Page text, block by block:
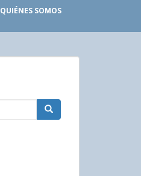
QUIÉNES SOMOS